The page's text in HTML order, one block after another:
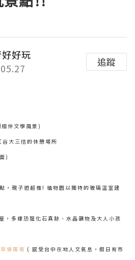
好玩
追蹤
伴文學風景)
谷大三倍的休憩場所
)
，親子遊超推! 植物園以獨特的玻璃溫室建
多樣恐龍化石真跡、水晶礦物及大人小孩
草悟廣場 ( 感受台中在地人文氣息，假日有市